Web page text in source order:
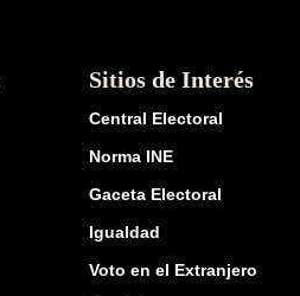
Sitios de Interés
Central Electoral
Norma INE
Gaceta Electoral
Igualdad
Voto en el Extranjero